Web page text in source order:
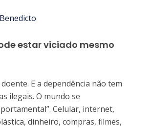
estar viciado mesmo
E a dependência não tem
ilegais. O mundo se
Celular, internet,
dinheiro, compras, filmes,